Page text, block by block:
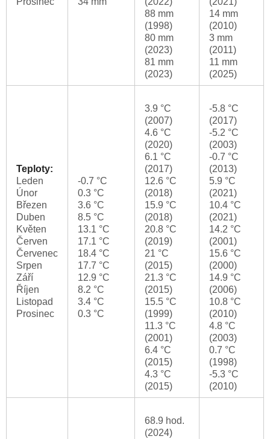
88 mm
(1998)
80 mm
(2023)
81 mm
(2023)
14 mm
(2010)
3 mm
(2011)
11 mm
(2025)
Teploty:
Leden
Únor
Březen
Duben
Květen
Červen
Červenec
Srpen
Září
Říjen
Listopad
Prosinec
-0.7 °C
0.3 °C
3.6 °C
8.5 °C
13.1 °C
17.1 °C
18.4 °C
17.7 °C
12.9 °C
8.2 °C
3.4 °C
0.3 °C
3.9 °C
(2007)
4.6 °C
(2020)
6.1 °C
(2017)
12.6 °C
(2018)
15.9 °C
(2018)
20.8 °C
(2019)
21 °C
(2015)
21.3 °C
(2015)
15.5 °C
(1999)
11.3 °C
(2001)
6.4 °C
(2015)
4.3 °C
(2015)
-5.8 °C
(2017)
-5.2 °C
(2003)
-0.7 °C
(2013)
5.9 °C
(2021)
10.4 °C
(2021)
14.2 °C
(2001)
15.6 °C
(2000)
14.9 °C
(2006)
10.8 °C
(2010)
4.8 °C
(2003)
0.7 °C
(1998)
-5.3 °C
(2010)
68.9 hod.
(2024)